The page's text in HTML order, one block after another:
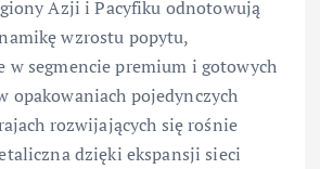
Azji i Pacyfiku odnotowują
wzrostu popytu,
w segmencie premium i gotowych
opakowaniach pojedynczych
rozwijających się rośnie
dzięki ekspansji sieci